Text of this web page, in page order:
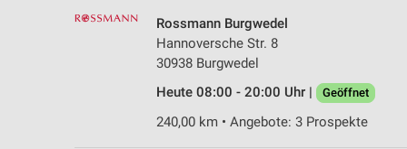
Rossmann Burgwedel
Hannoversche Str. 8
30938 Burgwedel
Heute 08:00 - 20:00 Uhr |
Geöffnet
240,00 km • Angebote: 3 Prospekte